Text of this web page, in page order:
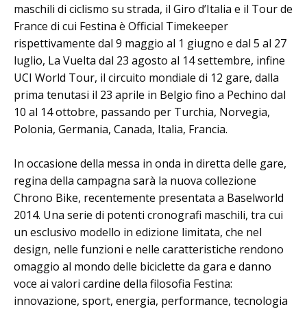
maschili di ciclismo su strada, il Giro d’Italia e il Tour de
France di cui Festina è Official Timekeeper
rispettivamente dal 9 maggio al 1 giugno e dal 5 al 27
luglio, La Vuelta dal 23 agosto al 14 settembre, infine
UCI World Tour, il circuito mondiale di 12 gare, dalla
prima tenutasi il 23 aprile in Belgio fino a Pechino dal
10 al 14 ottobre, passando per Turchia, Norvegia,
Polonia, Germania, Canada, Italia, Francia.
In occasione della messa in onda in diretta delle gare,
regina della campagna sarà la nuova collezione
Chrono Bike, recentemente presentata a Baselworld
2014. Una serie di potenti cronografi maschili, tra cui
un esclusivo modello in edizione limitata, che nel
design, nelle funzioni e nelle caratteristiche rendono
omaggio al mondo delle biciclette da gara e danno
voce ai valori cardine della filosofia Festina:
innovazione, sport, energia, performance, tecnologia